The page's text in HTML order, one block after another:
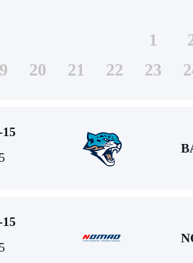
1
20 21 22 23